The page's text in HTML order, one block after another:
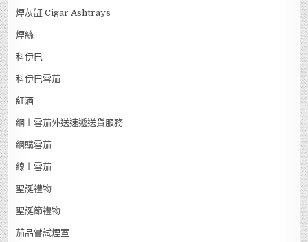
煙灰缸 Cigar Ashtrays
煙絲
科伊巴
科伊巴雪茄
紅酒
網上雪茄外送速遞送貨服務
網購雪茄
線上雪茄
聖誕禮物
聖誕節禮物
茄品嘗試煙室